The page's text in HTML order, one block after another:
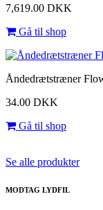
7,619.00 DKK
Gå til shop
Åndedrætstræner
34.00 DKK
Gå til shop
Se alle produkter
MODTAG LYDFIL